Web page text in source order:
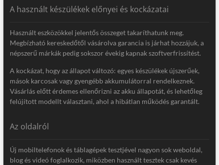
A használt készülékek előnyei és kockázatai
Használt eszközökkel jelentős összeget takaríthatunk meg.
Megbízható kereskedőtől vásárolva garancia is járhat hozzájuk, a
népszerű márkák pedig sokszor évekig kapnak szoftverfrissítést.
A kockázat, hogy az állapot változó: egyes készülékek újszerűek,
mások karcosak vagy gyengébb akkumulátorral rendelkeznek.
Vásárlás előtt érdemes ellenőrizni az akku állapotát, és lehetőleg
felújított modellt választani, ahol a hibátlan működés garantált.
Az oldalról
Új mobiltelefonok és táblagépek tesztjével nagyon sok weboldal,
blog és videó foglalkozik, miközben használt tesztek csak kevés